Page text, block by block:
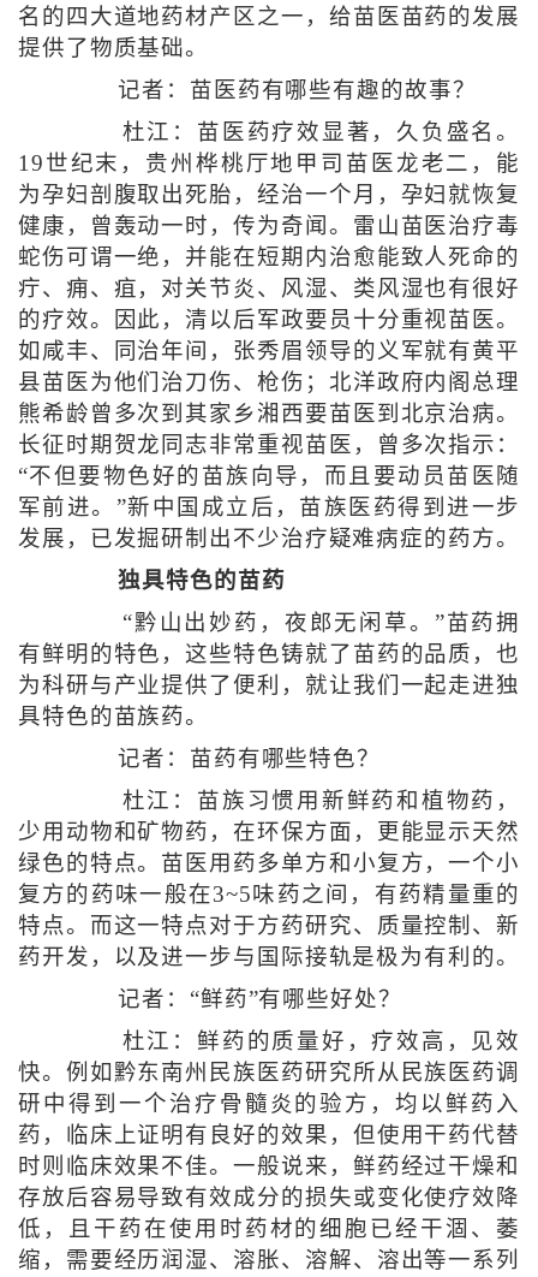
名的四大道地药材产区之一，给苗医苗药的发展
提供了物质基础。
记者：苗医药有哪些有趣的故事？
杜江：苗医药疗效显著，久负盛名。
19世纪末，贵州桦桃厅地甲司苗医龙老二，能
为孕妇剖腹取出死胎，经治一个月，孕妇就恢复
健康，曾轰动一时，传为奇闻。雷山苗医治疗毒
蛇伤可谓一绝，并能在短期内治愈能致人死命的
疔、痈、疽，对关节炎、风湿、类风湿也有很好
的疗效。因此，清以后军政要员十分重视苗医。
如咸丰、同治年间，张秀眉领导的义军就有黄平
县苗医为他们治刀伤、枪伤；北洋政府内阁总理
熊希龄曾多次到其家乡湘西要苗医到北京治病。
长征时期贺龙同志非常重视苗医，曾多次指示：
“不但要物色好的苗族向导，而且要动员苗医随
军前进。”新中国成立后，苗族医药得到进一步
发展，已发掘研制出不少治疗疑难病症的药方。
独具特色的苗药
“黔山出妙药，夜郎无闲草。”苗药拥
有鲜明的特色，这些特色铸就了苗药的品质，也
为科研与产业提供了便利，就让我们一起走进独
具特色的苗族药。
记者：苗药有哪些特色？
杜江：苗族习惯用新鲜药和植物药，
少用动物和矿物药，在环保方面，更能显示天然
绿色的特点。苗医用药多单方和小复方，一个小
复方的药味一般在3~5味药之间，有药精量重的
特点。而这一特点对于方药研究、质量控制、新
药开发，以及进一步与国际接轨是极为有利的。
记者：“鲜药”有哪些好处？
杜江：鲜药的质量好，疗效高，见效
快。例如黔东南州民族医药研究所从民族医药调
研中得到一个治疗骨髓炎的验方，均以鲜药入
药，临床上证明有良好的效果，但使用干药代替
时则临床效果不佳。一般说来，鲜药经过干燥和
存放后容易导致有效成分的损失或变化使疗效降
低，且干药在使用时药材的细胞已经干涸、萎
缩，需要经历润湿、溶胀、溶解、溶出等一系列